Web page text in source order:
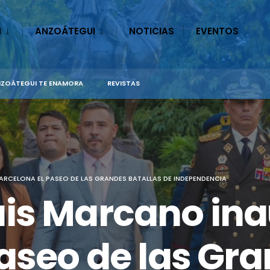
ANZOÁTEGUI NOTICIAS EVENTOS
TE ENAMORA REVISTAS
EL PASEO DE LAS GRANDES BATALLAS DE INDEPENDENCIA
Marcano
de las